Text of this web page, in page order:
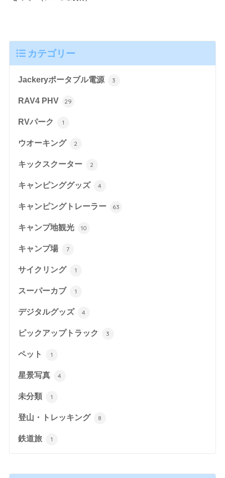
カテゴリー
Jackeryポータブル電源 3
RAV4 PHV 29
RVパーク 1
ウオーキング 2
キックスクーター 2
キャンピンググッズ 4
キャンピングトレーラー 63
キャンプ地観光 10
キャンプ場 7
サイクリング 1
スーパーカブ 1
デジタルグッズ 4
ピックアップトラック 3
ペット 1
星景写真 4
未分類 1
登山・トレッキング 8
鉄道旅 1